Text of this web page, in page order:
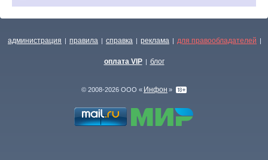
администрация | правила | справка | реклама | для правообладателей |
оплата VIP | блог
© 2008-2026 ООО « Инфон »